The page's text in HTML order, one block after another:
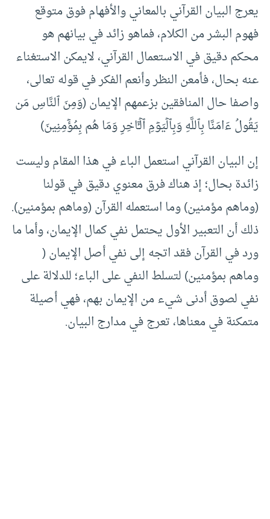
يعرج البيان القرآني بالمعاني والأفهام فوق متوقع
فهوم البشر من الكلام، فماهو زائد في بيانهم هو
محكم دقيق في الاستعمال القرآني، لايمكن الاستغناء
عنه بحال، فأمعن النظر وأنعم الفكر في قوله تعالى،
واصفا حال المنافقين بزعمهم الإيمان (وَمِنَ ٱلنَّاسِ مَن
یَقُولُ ءَامَنَّا بِٱللَّهِ وَبِٱلۡیَوۡمِ ٱلۡـَٔاخِرِ وَمَا هُم بِمُؤۡمِنِینَ)
إن البيان القرآني استعمل الباء في هذا المقام وليست
زائدة بحال؛ إذ هناك فرق معنوي دقيق في قولنا
(وماهم مؤمنين) وما استعمله القرآن (وماهم بمؤمنين).
ذلك أن التعبير الأول يحتمل نفي كمال الإيمان، وأما ما
ورد في القرآن فقد اتجه إلى نفي أصل الإيمان (
وماهم بمؤمنين) لتسلط النفي على الباء؛ للدلالة على
نفي لصوق أدنى شيء من الإيمان بهم، فهي أصيلة
متمكنة في معناها، تعرج في مدارج البيان.